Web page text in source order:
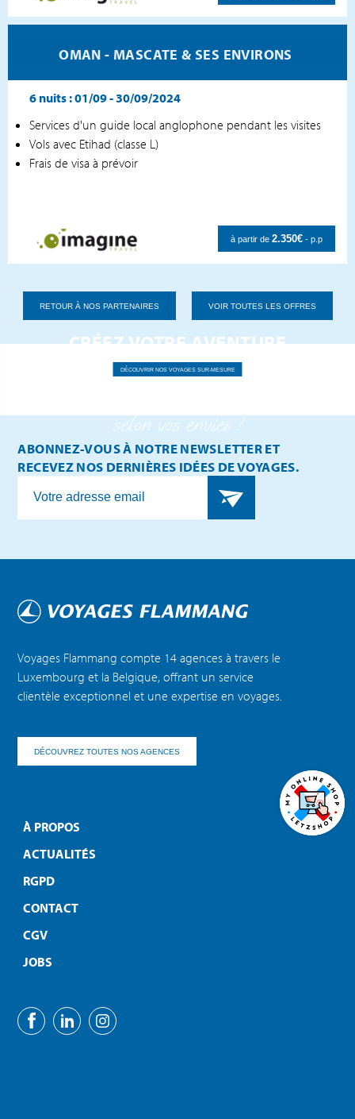
OMAN - MASCATE & SES ENVIRONS
6 nuits :01/09 - 30/09/2024
Services d'un guide local anglophone pendant les visites
Vols avec Etihad (classe L)
Frais de visa à prévoir
à partir de 2.350€ - p.p
RETOUR À NOS PARTENAIRES VOIR TOUTES LES OFFRES
CRÉEZ VOTRE AVENTURE
PERSONNALISÉE
selon vos envies !
DÉCOUVRIR NOS VOYAGES SUR-MESURE
ABONNEZ-VOUS À NOTRE NEWSLETTER ET
RECEVEZ NOS DERNIÈRES IDÉES DE VOYAGES.
Voyages Flammang compte 14 agences à travers le
Luxembourg et la Belgique, offrant un service
clientèle exceptionnel et une expertise en voyages.
DÉCOUVREZ TOUTES NOS AGENCES
À PROPOS
ACTUALITÉS
RGPD
CONTACT
CGV
JOBS